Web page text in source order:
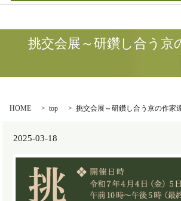
挑交会展～研鑽し合う京
HOME top 挑交会展～研鑽し合う京の作家
2025-03-18